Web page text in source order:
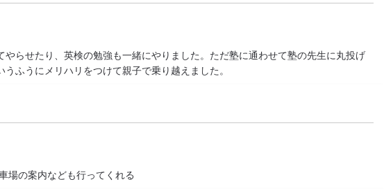
らせたり、英検の勉強も一緒にやりました。ただ塾に通わせて塾の先生に丸投げ
ふうにメリハリをつけて親子で乗り越えました。
場の案内なども行ってくれる